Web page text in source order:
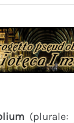
(plurale: